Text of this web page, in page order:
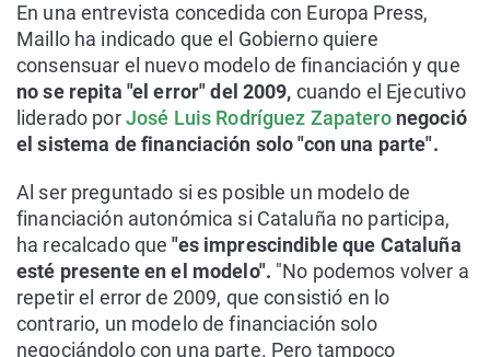
En una entrevista concedida con Europa Press,
Maillo ha indicado que el Gobierno quiere
consensuar el nuevo modelo de financiación y que
no se repita "el error" del 2009, cuando el Ejecutivo
liderado porJosé Luis Rodríguez Zapatero negoció
el sistema de financiación solo "con una parte".
Al ser preguntado si es posible un modelo de
financiación autonómica si Cataluña no participa,
ha recalcado que"es imprescindible que Cataluña
esté presente en el modelo". "No podemos volver a
repetir el error de 2009, que consistió en lo
contrario, un modelo de financiación solo
negociándolo con una parte. Pero tampoco